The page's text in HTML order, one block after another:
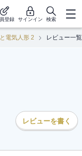
登録 サインイン 検索
電気人形 2 レビュー一覧
レビューを書く